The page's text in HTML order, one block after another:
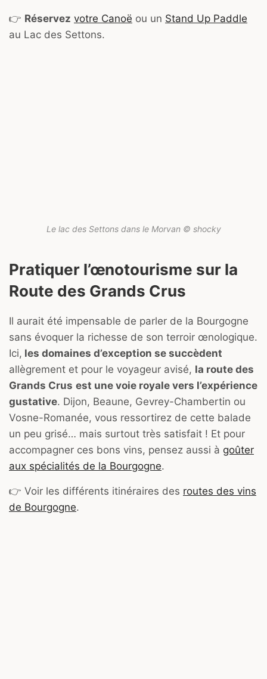
👉 Réservez votre Canoë ou un Stand Up Paddle
au Lac des Settons.
Le lac des Settons dans le Morvan © shocky
Pratiquer l’œnotourisme sur la
Route des Grands Crus
Il aurait été impensable de parler de la Bourgogne
sans évoquer la richesse de son terroir œnologique.
Ici, les domaines d’exception se succèdent
allègrement et pour le voyageur avisé, la route des
Grands Crus est une voie royale vers l’expérience
gustative. Dijon, Beaune, Gevrey-Chambertin ou
Vosne-Romanée, vous ressortirez de cette balade
un peu grisé… mais surtout très satisfait ! Et pour
accompagner ces bons vins, pensez aussi à goûter
aux spécialités de la Bourgogne.
👉 Voir les différents itinéraires des routes des vins
de Bourgogne.